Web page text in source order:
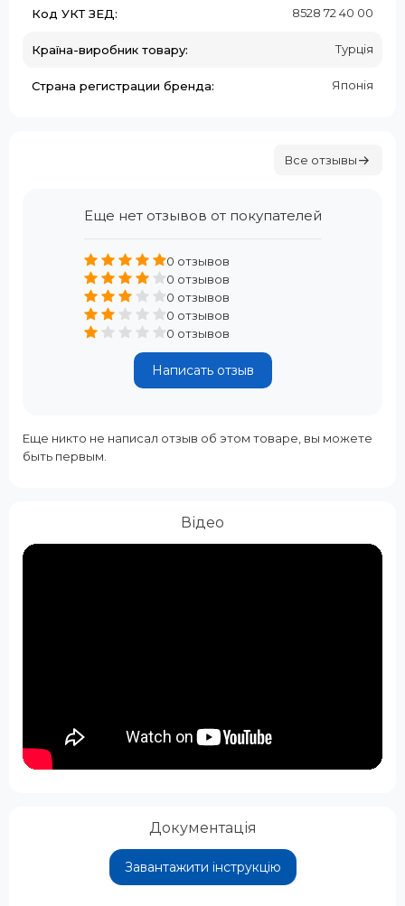
Код УКТ ЗЕД: 8528 72 40 00
Країна-виробник товару: Турція
Страна регистрации бренда: Японія
Все отзывы
Еще нет отзывов от покупателей
0 отзывов
0 отзывов
0 отзывов
0 отзывов
0 отзывов
Написать отзыв
Еще никто не написал отзыв об этом товаре, вы можете
быть первым.
Відео
Документація
Завантажити інструкцію